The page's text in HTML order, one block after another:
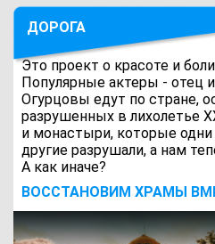
ДОРОГА
Это проект о красоте и
Популярные актеры - отец
Огурцовы едут по стране,
разрушенных в лихолетье
и монастыри, которые
другие разрушали, а нам
А как иначе?
ВОCСТАНОВИМ ХРАМЫ